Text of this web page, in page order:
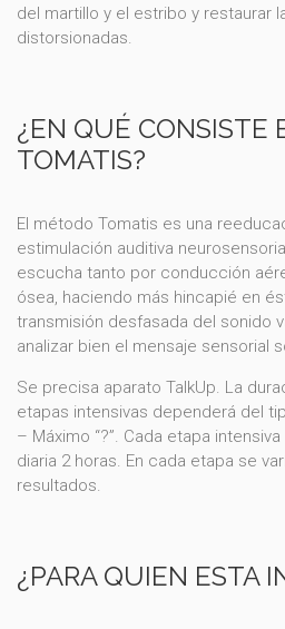
del martillo y el estribo y restaurar
distorsionadas.
¿EN QUÉ CONSISTE
TOMATIS?
El método Tomatis es una
estimulación auditiva
escucha tanto por conducción
ósea, haciendo más hincapié en
transmisión desfasada del sonido
analizar bien el mensaje sensorial
Se precisa aparato TalkUp. La
etapas intensivas dependerá del
– Máximo “?”. Cada etapa
diaria 2 horas. En cada etapa se
resultados.
¿PARA QUIEN ESTA